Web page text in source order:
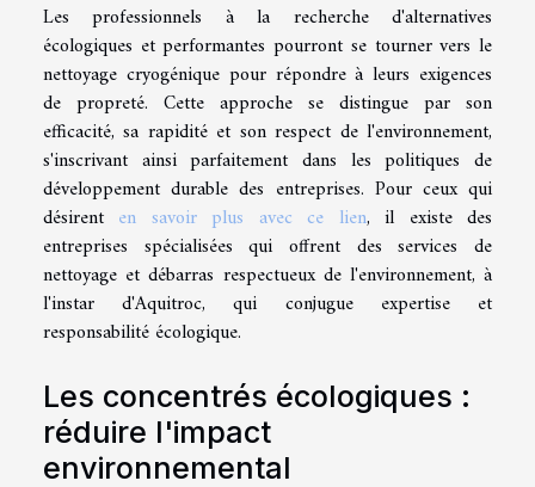
Les professionnels à la recherche d'alternatives
écologiques et performantes pourront se tourner vers le
nettoyage cryogénique pour répondre à leurs exigences
de propreté. Cette approche se distingue par son
efficacité, sa rapidité et son respect de l'environnement,
s'inscrivant ainsi parfaitement dans les politiques de
développement durable des entreprises. Pour ceux qui
désirent en savoir plus avec ce lien, il existe des
entreprises spécialisées qui offrent des services de
nettoyage et débarras respectueux de l'environnement, à
l'instar d'Aquitroc, qui conjugue expertise et
responsabilité écologique.
Les concentrés écologiques :
réduire l'impact
environnemental